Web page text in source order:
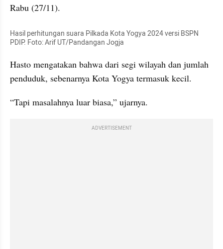
Rabu (27/11).
Hasil perhitungan suara Pilkada Kota Yogya 2024 versi BSPN
PDIP. Foto: Arif UT/Pandangan Jogja
Hasto mengatakan bahwa dari segi wilayah dan jumlah
penduduk, sebenarnya Kota Yogya termasuk kecil.
“Tapi masalahnya luar biasa,” ujarnya.
ADVERTISEMENT